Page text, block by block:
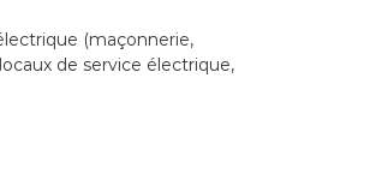
(maçonnerie,
de service électrique,